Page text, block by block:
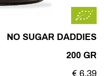
NO SUGAR DADDIES
200 GR
€ 6,39